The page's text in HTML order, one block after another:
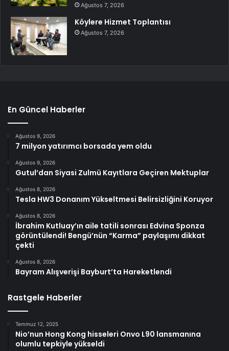
Ağustos 7, 2026
Köylere Hizmet Toplantısı
Ağustos 7, 2026
En Güncel Haberler
Ağustos 9, 2026
7 milyon yatırımcı borsada yem oldu
Ağustos 9, 2026
Gutul’dan Siyasi Zulmü Kayıtlara Geçiren Mektuplar
Ağustos 8, 2026
Tesla HW3 Donanım Yükseltmesi Belirsizliğini Koruyor
Ağustos 8, 2026
İbrahim Kutluay’ın aile tatili sonrası Edvina Sponza
görüntülendi! Bengü’nün “Karma” paylaşımı dikkat
çekti
Ağustos 8, 2026
Bayram Alışverişi Bayburt’ta Hareketlendi
Rastgele Haberler
Temmuz 12, 2025
Nio’nun Hong Kong hisseleri Onvo L90 lansmanına
olumlu tepkiyle yükseldi